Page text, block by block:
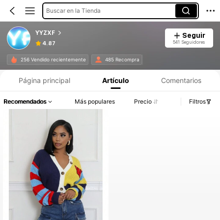
Buscar en la Tienda
YYZXF
4.87
Seguir
541 Seguidores
256 Vendido recientemente 485 Recompra
Página principal Artículo Comentarios
Recomendados Más populares Precio Filtros